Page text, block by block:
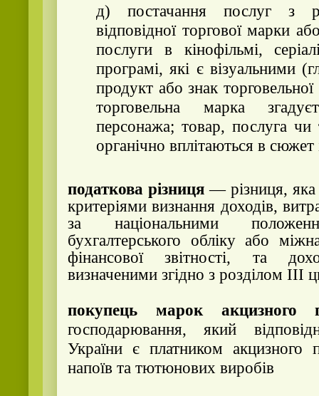
д) постачання послуг з
відповідної торгової марки
послуги в кінофільмі,
програмі, які є візуальними
продукт або знак
торговельна марка
персонажа; товар, послуга чи
органічно вплітаються в
податкова різниця — різниця, яка
критеріями визнання доходів,
за національними
бухгалтерського обліку або
фінансової звітності, та
визначеними згідно з розділом III
покупець марок акцизного
господарювання, який
України є платником акцизного
напоїв та тютюнових виробів